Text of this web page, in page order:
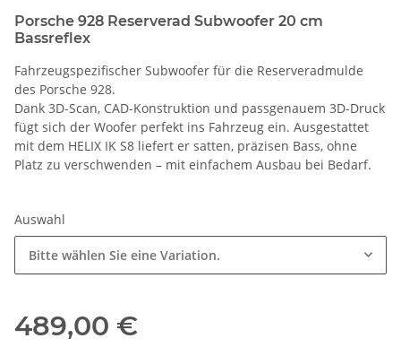
Porsche 928 Reserverad Subwoofer 20 cm
Bassreflex
Fahrzeugspezifischer Subwoofer für die Reserveradmulde
des Porsche 928.
Dank 3D-Scan, CAD-Konstruktion und passgenauem 3D-Druck
fügt sich der Woofer perfekt ins Fahrzeug ein. Ausgestattet
mit dem HELIX IK S8 liefert er satten, präzisen Bass, ohne
Platz zu verschwenden – mit einfachem Ausbau bei Bedarf.
Auswahl
Bitte wählen Sie eine Variation.
489,00 €